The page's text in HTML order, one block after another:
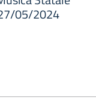
05/2024